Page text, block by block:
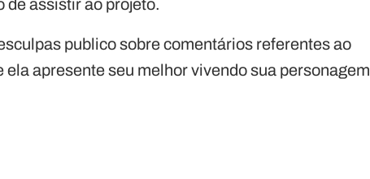
de assistir ao projeto.
publico sobre comentários referentes ao
apresente seu melhor vivendo sua personagem